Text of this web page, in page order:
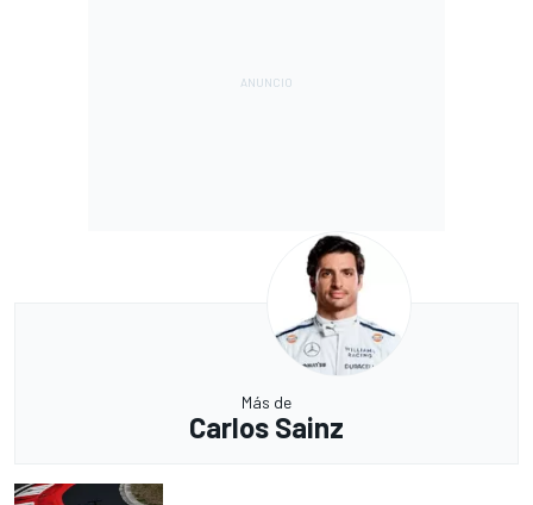
Más de
Carlos Sainz